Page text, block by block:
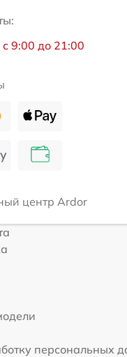
9:00 до 21:00
центр Ardor
персональных